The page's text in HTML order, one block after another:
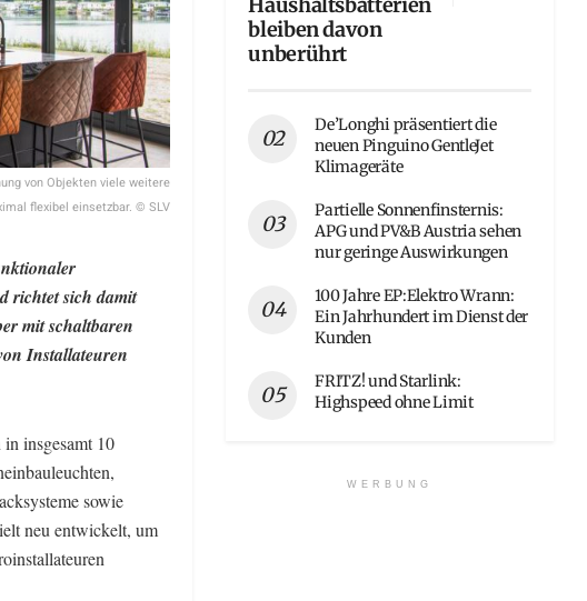
von Objekten viele weitere
flexibel einsetzbar. © SLV
richtet sich damit
mit schaltbaren
Installateuren
insgesamt 10
sowie
neu entwickelt, um
bleiben davon
unberührt
De’Longhi präsentiert die
neuen Pinguino GentleJet
Klimageräte
Partielle Sonnenfinsternis:
APG und PV&B Austria sehen
nur geringe Auswirkungen
100 Jahre EP:Elektro Wrann:
Ein Jahrhundert im Dienst der
Kunden
FRITZ! und Starlink:
Highspeed ohne Limit
WERBUNG